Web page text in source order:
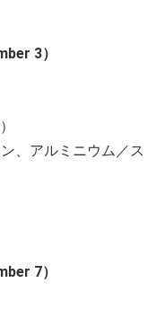
3）
、アルミニウム／ス
7）